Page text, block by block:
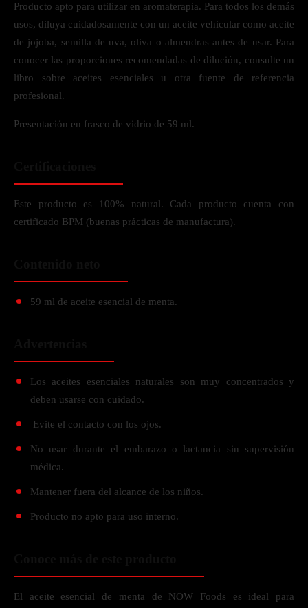
Producto apto para utilizar en aromaterapia. Para todos los demás
usos, diluya cuidadosamente con un aceite vehicular como aceite
de jojoba, semilla de uva, oliva o almendras antes de usar. Para
conocer las proporciones recomendadas de dilución, consulte un
libro sobre aceites esenciales u otra fuente de referencia
profesional.
Presentación en frasco de vidrio de 59 ml.
Este producto es 100% natural. Cada producto cuenta con
certificado BPM (buenas prácticas de manufactura).
59 ml de aceite esencial de menta.
Los aceites esenciales naturales son muy concentrados y
deben usarse con cuidado.
Evite el contacto con los ojos.
No usar durante el embarazo o lactancia sin supervisión
médica.
Mantener fuera del alcance de los niños.
Producto no apto para uso interno.
El aceite esencial de menta de NOW Foods es ideal para